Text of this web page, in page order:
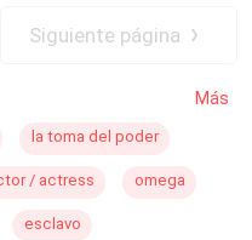
Siguiente página
Más
la toma del poder
/ actress omega
esclavo